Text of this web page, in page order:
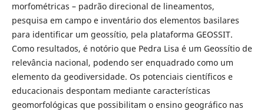
morfométricas – padrão direcional de lineamentos,
pesquisa em campo e inventário dos elementos basilares
para identificar um geossítio, pela plataforma GEOSSIT.
Como resultados, é notório que Pedra Lisa é um Geossítio de
relevância nacional, podendo ser enquadrado como um
elemento da geodiversidade. Os potenciais científicos e
educacionais despontam mediante características
geomorfológicas que possibilitam o ensino geográfico nas